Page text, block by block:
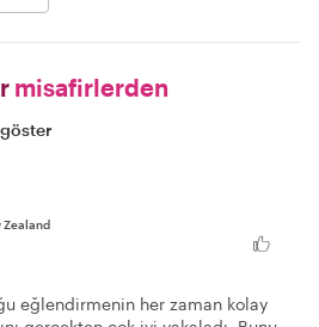
misafirlerden
Zealand
eğlendirmenin her zaman kolay